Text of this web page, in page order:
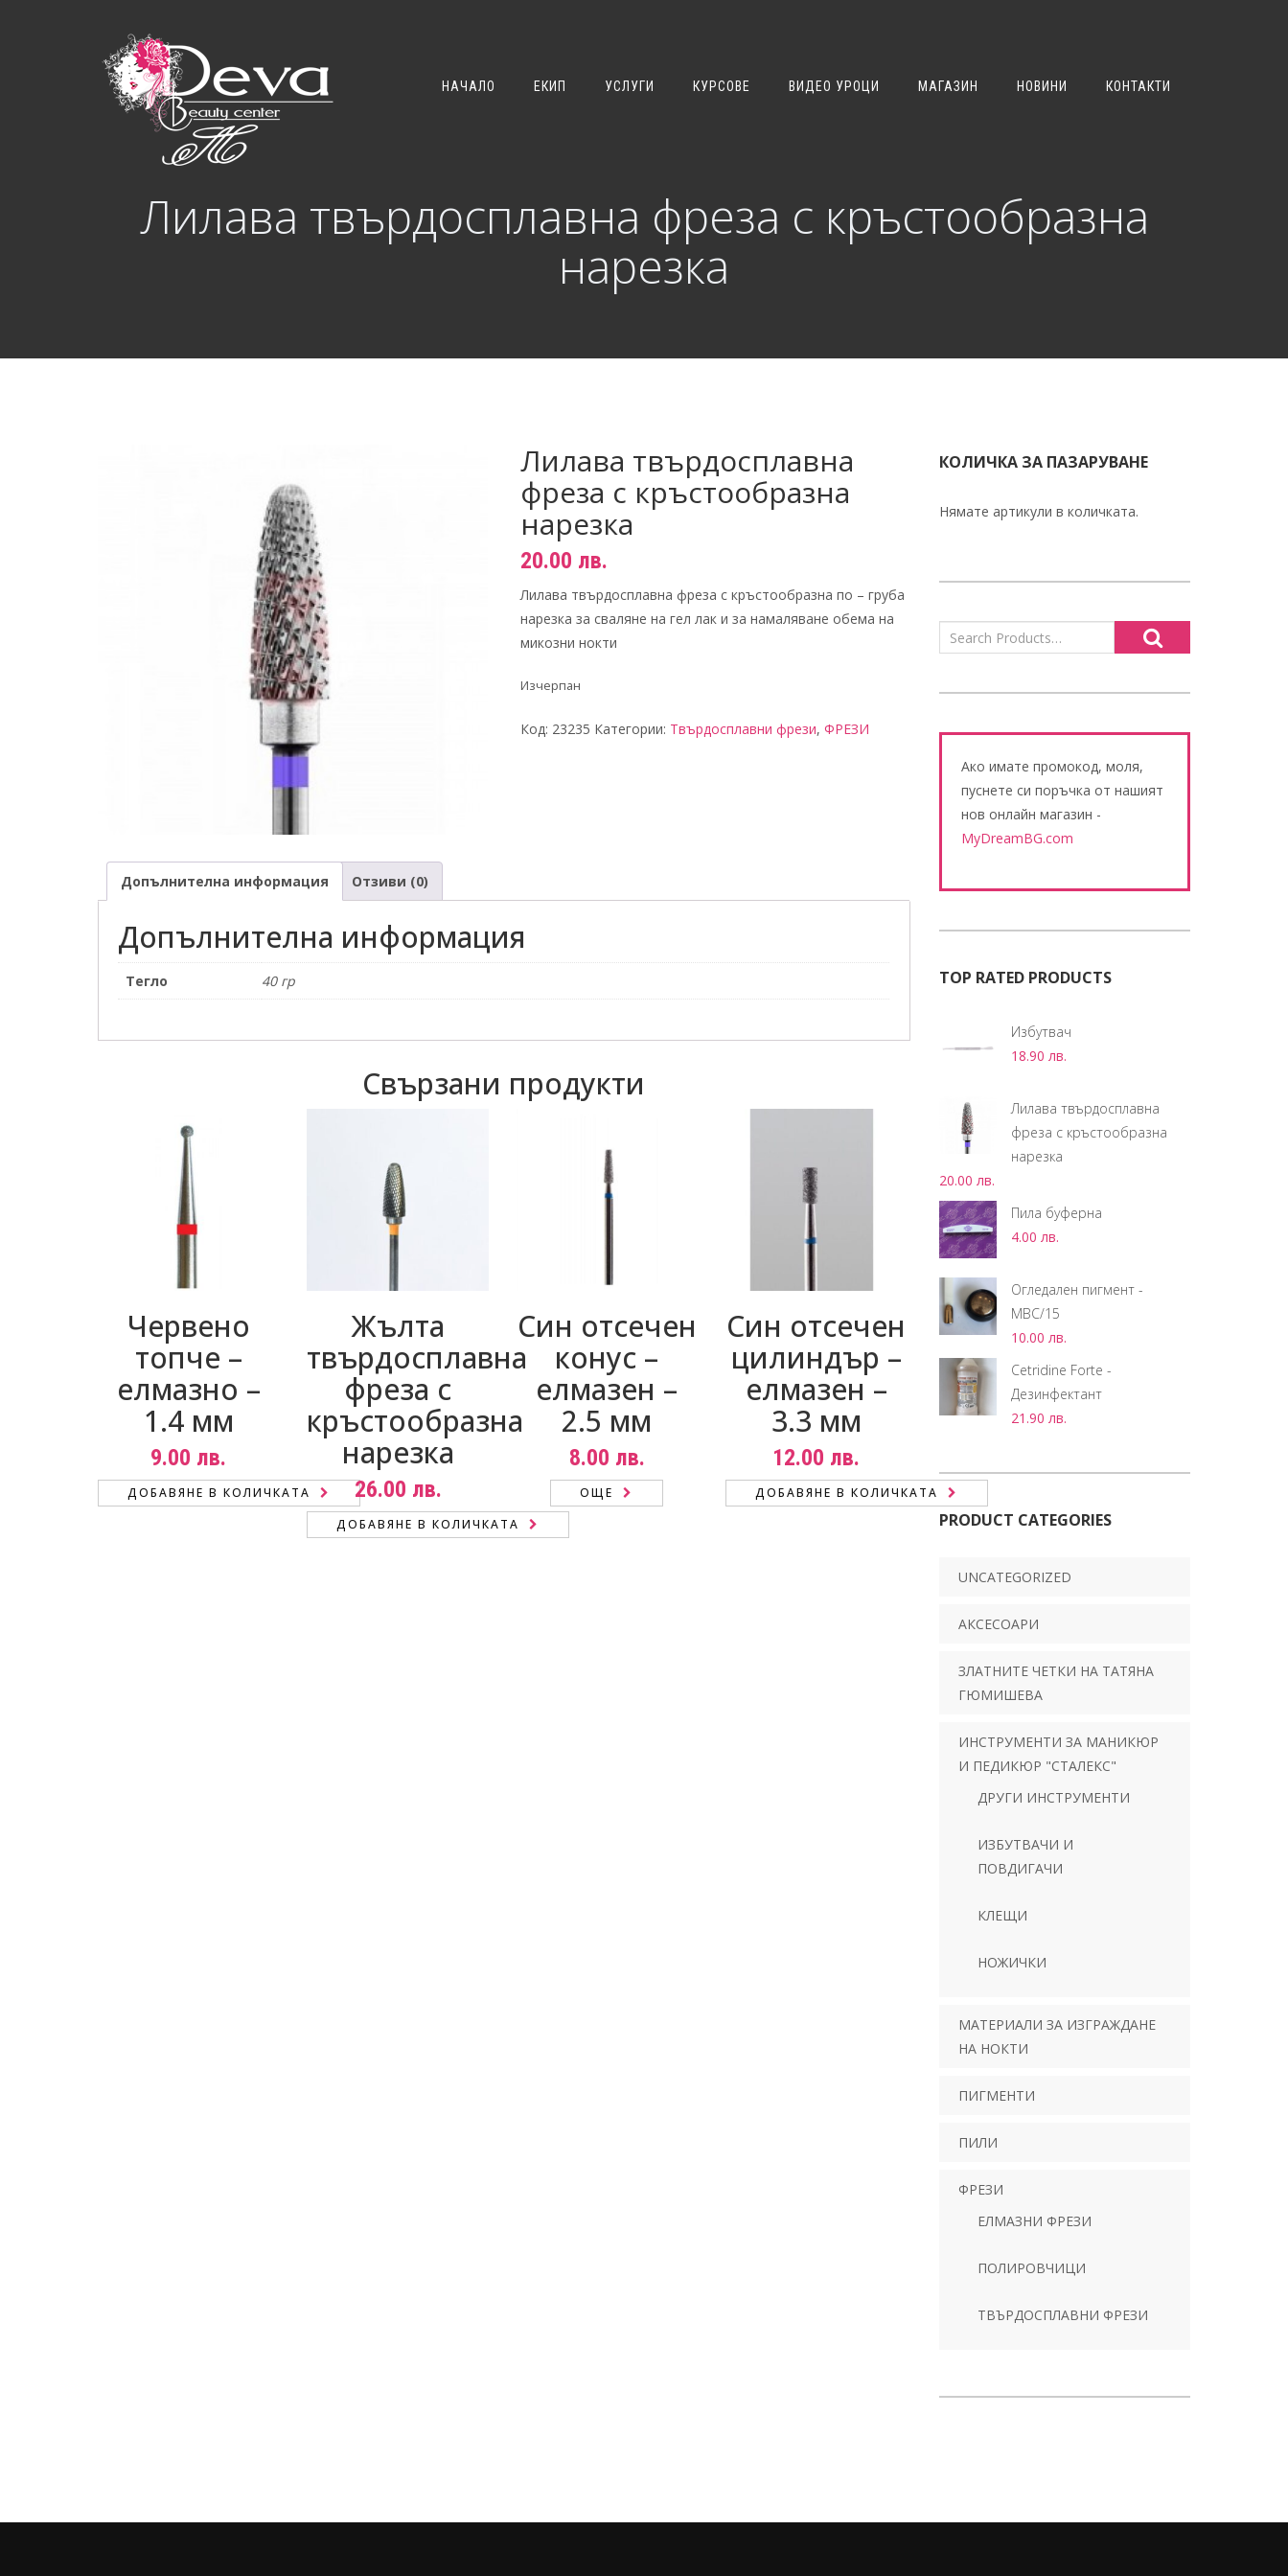
НАЧАЛО ЕКИП УСЛУГИ КУРСОВЕ ВИДЕО УРОЦИ МАГАЗИН НОВИНИ КОНТАКТИ
Лилава твърдосплавна фреза с кръстообразна
нарезка
Лилава твърдосплавна
фреза с кръстообразна
нарезка
20.00 лв.
Лилава твърдосплавна фреза с кръстообразна по – груба
нарезка за сваляне на гел лак и за намаляване обема на
микозни нокти
Изчерпан
Код: 23235 Категории: Твърдосплавни фрези, ФРЕЗИ
Допълнителна информация Отзиви (0)
Допълнителна информация
Тегло 40 гр
Свързани продукти
Червено
топче –
елмазно –
1.4 мм
9.00 лв.
ДОБАВЯНЕ В КОЛИЧКАТА
Жълта
твърдосплавна
фреза с
кръстообразна
нарезка
26.00 лв.
ДОБАВЯНЕ В КОЛИЧКАТА
Син отсечен
конус –
елмазен –
2.5 мм
8.00 лв.
ОЩЕ
Син отсечен
цилиндър –
елмазен –
3.3 мм
12.00 лв.
ДОБАВЯНЕ В КОЛИЧКАТА
КОЛИЧКА ЗА ПАЗАРУВАНЕ
Нямате артикули в количката.
Ако имате промокод, моля,
пуснете си поръчка от нашият
нов онлайн магазин -
MyDreamBG.com
TOP RATED PRODUCTS
Избутвач
18.90 лв.
Лилава твърдосплавна
фреза с кръстообразна
нарезка
20.00 лв.
Пила буферна
4.00 лв.
Огледален пигмент -
MBC/15
10.00 лв.
Cetridine Forte -
Дезинфектант
21.90 лв.
PRODUCT CATEGORIES
UNCATEGORIZED
АКСЕСОАРИ
ЗЛАТНИТЕ ЧЕТКИ НА ТАТЯНА
ГЮМИШЕВА
ИНСТРУМЕНТИ ЗА МАНИКЮР
И ПЕДИКЮР "СТАЛЕКС"
ДРУГИ ИНСТРУМЕНТИ
ИЗБУТВАЧИ И
ПОВДИГАЧИ
КЛЕЩИ
НОЖИЧКИ
МАТЕРИАЛИ ЗА ИЗГРАЖДАНЕ
НА НОКТИ
ПИГМЕНТИ
ПИЛИ
ФРЕЗИ
ЕЛМАЗНИ ФРЕЗИ
ПОЛИРОВЧИЦИ
ТВЪРДОСПЛАВНИ ФРЕЗИ